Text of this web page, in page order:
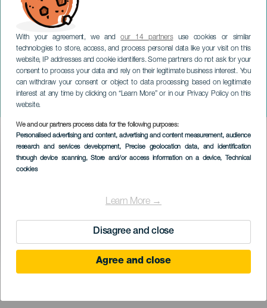
With your agreement, we andour 14 partnersuse cookies or similar
technologies to store, access, and process personal data like your visit on this
website, IP addresses and cookie identifiers. Some partners do not ask for your
consent to process your data and rely on their legitimate business interest. You
can withdraw your consent or object to data processing based on legitimate
interest at any time by clicking on “Learn More” or in our Privacy Policy on this
website.
We and our partners process data for the following purposes:
Personalised advertising and content, advertising and content measurement, audience
research and services development, Precise geolocation data, and identification
through device scanning, Store and/or access information on a device, Technical
cookies
Learn More →
Disagree and close
Agree and close
Afrodite Violenta
TENERIFE
Imagen
Listado